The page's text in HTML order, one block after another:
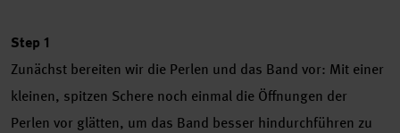
Step 1
Zunächst bereiten wir die Perlen und das Band vor: Mit einer
kleinen, spitzen Schere noch einmal die Öffnungen der
Perlen vor glätten, um das Band besser hindurchführen zu